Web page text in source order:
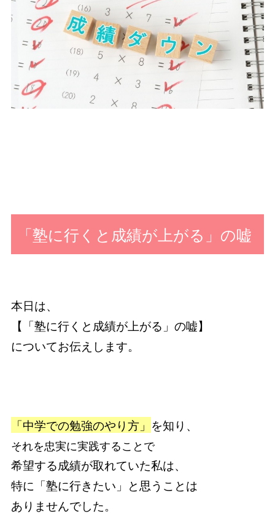
「塾に行くと成績が上がる」の嘘
本日は、
【「塾に行くと成績が上がる」の嘘】
についてお伝えします。
「中学での勉強のやり方」 を知り、
それを忠実に実践することで
希望する成績が取れていた私は、
特に「塾に行きたい」と思うことは
ありませんでした。